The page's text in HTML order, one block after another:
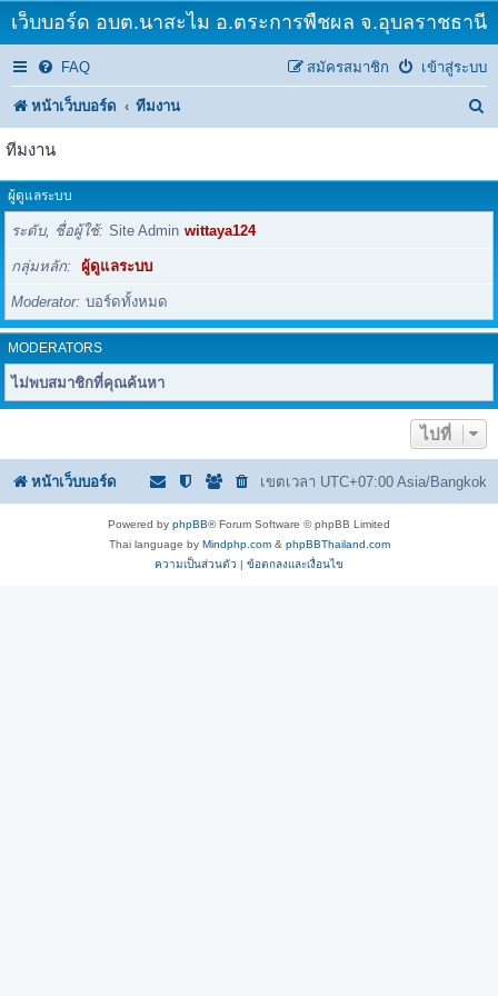
เว็บบอร์ด อบต.นาสะไม อ.ตระการพืชผล จ.อุบลราชธานี
FAQ เข้าสู่ระบบ
สมัครสมาชิก
หน้าเว็บบอร์ด ทีมงาน
ทีมงาน
ผู้ดูแลระบบ
ระดับ, ชื่อผู้ใช้ Site Admin wittaya124
กลุ่มหลัก ผู้ดูแลระบบ
Moderator บอร์ดทั้งหมด
MODERATORS
ไม่พบสมาชิกที่คุณค้นหา
ไปที่
หน้าเว็บบอร์ด เขตเวลา UTC+07:00 Asia/Bangkok
Powered by phpBB® Forum Software © phpBB Limited
Thai language by Mindphp.com& phpBBThailand.com
ความเป็นส่วนตัว | ข้อตกลงและเงื่อนไข